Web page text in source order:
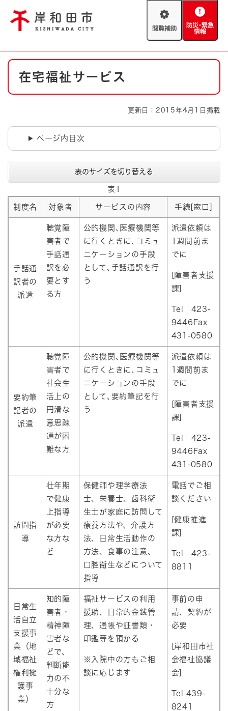
閲
助
防
緊
やさしい日本語
背景色変更 白 黒 青
防災・緊急情報
ハザードマップ AED設置箇所
本
在宅福祉サービス
更新日：2015年4月1日掲載
ページ内目次
表のサイズを切り替える
表1
制度名 対象者 サービスの内容 手続[窓口]
手話通
訳者の
派遣
聴覚障
害者で
手話通
訳を必
要とす
る方
公的機関､医療機関等
に行くときに､コミュ
ニケーションの手段
として､手話通訳を行
う
派遣依頼は
1週間前ま
でに
[障害者支援
課]
Tel 423-
9446Fax
431-0580
要約筆
記者の
派遣
聴覚障
害者で
社会生
活上の
円滑な
意思疎
通が困
難な方
公的機関､医療機関等
に行くときに､コミュ
ニケーションの手段
として､要約筆記を行
う
派遣依頼は
1週間前ま
でに
[障害者支援
課]
Tel 423-
9446Fax
431-0580
訪問指
導
壮年期
で健康
上指導
が必要
な方な
ど
保健師や理学療法
士、栄養士、歯科衛
生士が家庭に訪問して
療養方法や、介護方
法、日常生活動作の
方法、食事の注意、
口腔衛生などについて
指導
電話でご相
談ください
[健康推進
課]
Tel 423-
8811
日常生
活自立
支援事
業（地
域福祉
権利擁
護事
業）
知的障
害者・
精神障
害者な
どで、
判断能
力の不
十分な
方
福祉サービスの利用
援助、日常的金銭管
理、通帳や証書類・
印鑑等を預かる
※入院中の方もご相
談に応じます
事前の申
請、契約が
必要
[岸和田市社
会福祉協議
会]
Tel 439-
8241